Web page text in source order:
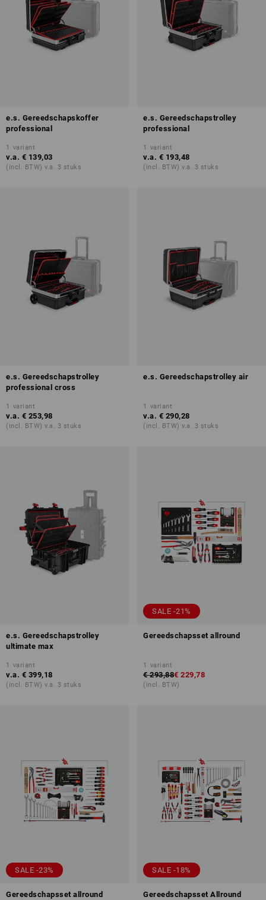
e.s. Gereedschapskoffer
professional
1 variant
v.a. € 139,03
(incl. BTW) v.a. 3 stuks
e.s. Gereedschapstrolley
professional
1 variant
v.a. € 193,48
(incl. BTW) v.a. 3 stuks
e.s. Gereedschapstrolley
professional cross
1 variant
v.a. € 253,98
(incl. BTW) v.a. 3 stuks
e.s. Gereedschapstrolley air
1 variant
v.a. € 290,28
(incl. BTW) v.a. 3 stuks
e.s. Gereedschapstrolley
ultimate max
1 variant
v.a. € 399,18
(incl. BTW) v.a. 3 stuks
SALE -21%
Gereedschapsset allround
1 variant
€ 293,88€ 229,78
(incl. BTW)
SALE -23%
Gereedschapsset allround
SALE -18%
Gereedschapsset Allround